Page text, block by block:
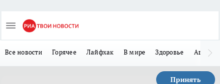
Все новости Горячее Лайфхак В мире Здоровье Авто
Принять